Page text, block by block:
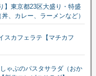
】東京都23区大盛り・特盛
、カレー、ラーメンなど）
スカフェラテ【マチカフ
ゃぶのパスタサラダ（おか